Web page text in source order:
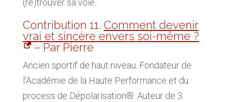
(re)trouver sa voie.
Contribution 11. Comment devenir
vrai et sincère envers soi-même ?
– Par Pierre
Ancien sportif de haut niveau. Fondateur de
l’Académie de la Haute Performance et du
process de Dépolarisation®. Auteur de 3